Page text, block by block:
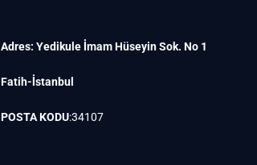
Adres: Yedikule İmam Hüseyin Sok. No 1
Fatih-İstanbul
POSTA KODU:34107